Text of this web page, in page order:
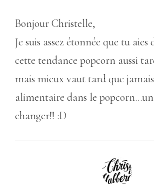
Bonjour Christelle,
Je suis assez étonnée que tu aies
cette tendance popcorn aussi
mais mieux vaut tard que
alimentaire dans le
changer!! :D